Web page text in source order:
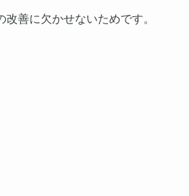
善に欠かせないためです。